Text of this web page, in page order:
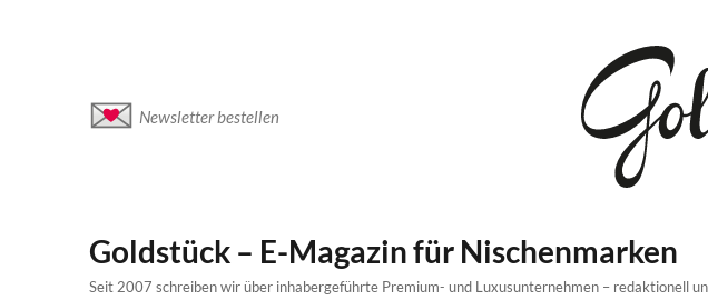
Newsletter bestellen
Goldstück – E-Magazin für Nischenmarken
Seit 2007 schreiben wir über inhabergeführte Premium- und Luxusunternehmen – redaktionell